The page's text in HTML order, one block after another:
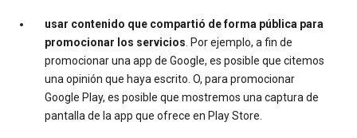
usar contenido que compartió de forma pública para
promocionar los servicios. Por ejemplo, a fin de
promocionar una app de Google, es posible que citemos
una opinión que haya escrito. O, para promocionar
Google Play, es posible que mostremos una captura de
pantalla de la app que ofrece en Play Store.